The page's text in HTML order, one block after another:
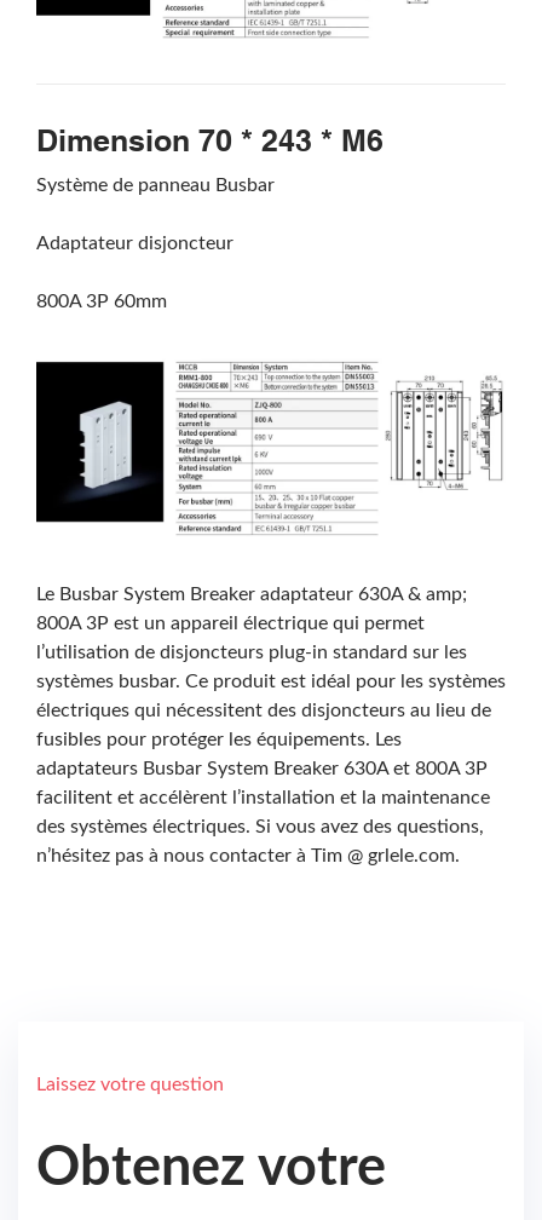
Dimension 70 * 243 * M6
Système de panneau Busbar
Adaptateur disjoncteur
800A 3P 60mm
Le Busbar System Breaker adaptateur 630A & amp;
800A 3P est un appareil électrique qui permet
l’utilisation de disjoncteurs plug-in standard sur les
systèmes busbar. Ce produit est idéal pour les systèmes
électriques qui nécessitent des disjoncteurs au lieu de
fusibles pour protéger les équipements. Les
adaptateurs Busbar System Breaker 630A et 800A 3P
facilitent et accélèrent l’installation et la maintenance
des systèmes électriques. Si vous avez des questions,
n’hésitez pas à nous contacter à Tim @ grlele.com.
Laissez votre question
Obtenez votre